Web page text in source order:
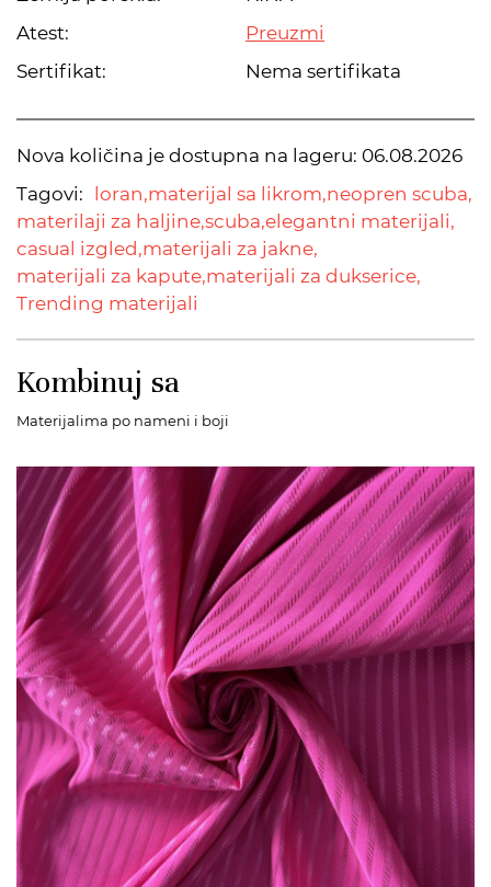
Atest:
Preuzmi
Sertifikat:
Nema sertifikata
Nova količina je dostupna na lageru: 06.08.2026
Tagovi:
loran,materijal sa likrom,neopren scuba,
materilaji za haljine,scuba,elegantni materijali,
casual izgled,materijali za jakne,
materijali za kapute,materijali za dukserice,
Trending materijali
Kombinuj sa
Materijalima po nameni i boji